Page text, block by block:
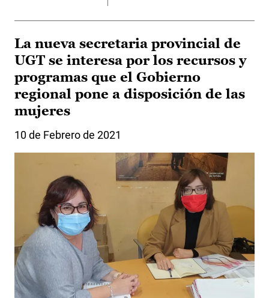
La nueva secretaria provincial de
UGT se interesa por los recursos y
programas que el Gobierno
regional pone a disposición de las
mujeres
10 de Febrero de 2021